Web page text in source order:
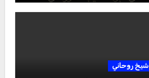
شيخ روحاني